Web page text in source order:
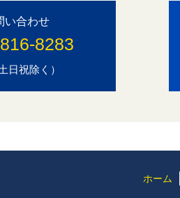
い合わせ
8283
日祝除く）
ホーム